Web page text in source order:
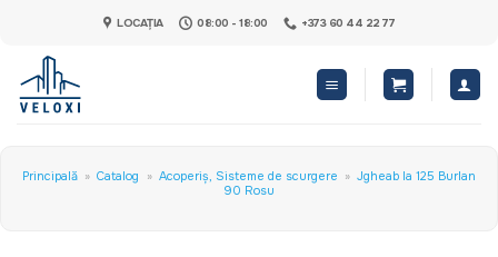
content
LOCAȚIA 08:00 - 18:00 +373 60 44 22 77
Principală » Catalog » Acoperiș, Sisteme de scurgere » Jgheab la 125 Burlan
90 Rosu